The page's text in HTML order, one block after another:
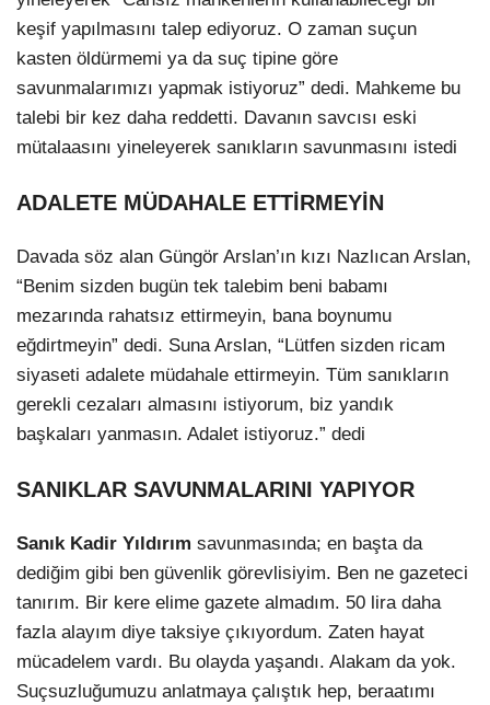
keşif yapılmasını talep ediyoruz. O zaman suçun
kasten öldürmemi ya da suç tipine göre
savunmalarımızı yapmak istiyoruz” dedi. Mahkeme bu
talebi bir kez daha reddetti. Davanın savcısı eski
mütalaasını yineleyerek sanıkların savunmasını istedi
ADALETE MÜDAHALE ETTİRMEYİN
Davada söz alan Güngör Arslan’ın kızı Nazlıcan Arslan,
“Benim sizden bugün tek talebim beni babamı
mezarında rahatsız ettirmeyin, bana boynumu
eğdirtmeyin” dedi. Suna Arslan, “Lütfen sizden ricam
siyaseti adalete müdahale ettirmeyin. Tüm sanıkların
gerekli cezaları almasını istiyorum, biz yandık
başkaları yanmasın. Adalet istiyoruz.” dedi
SANIKLAR SAVUNMALARINI YAPIYOR
Sanık Kadir Yıldırım savunmasında; en başta da
dediğim gibi ben güvenlik görevlisiyim. Ben ne gazeteci
tanırım. Bir kere elime gazete almadım. 50 lira daha
fazla alayım diye taksiye çıkıyordum. Zaten hayat
mücadelem vardı. Bu olayda yaşandı. Alakam da yok.
Suçsuzluğumuzu anlatmaya çalıştık hep, beraatımı